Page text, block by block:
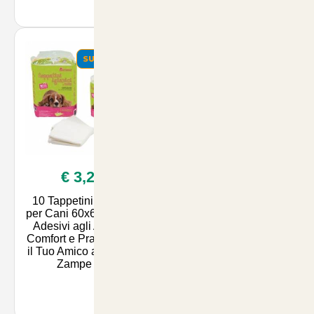
SUMMER
€ 3,20
10 Tappetini Igienici
per Cani 60x60cm con
Adesivi agli Angoli -
Comfort e Praticità per
il Tuo Amico a Quattro
Zampe - A